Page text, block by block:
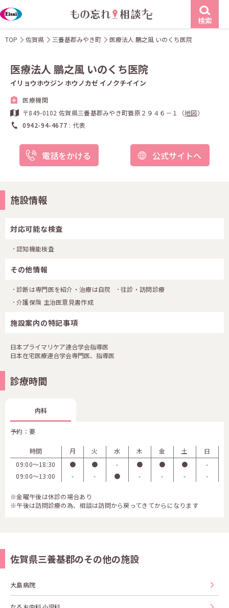
検索
TOP 佐賀県 三養基郡みやき町 医療法人 鵬之風 いのくち医院
医療法人 鵬之風 いのくち医院
イリョウホウジン ホウノカゼ イノクチイイン
医療機関
〒849-0102 佐賀県三養基郡みやき町簑原２９４６－１（地図）
0942-94-4677
代表
電話をかける 公式サイトへ
施設情報
対応可能な検査
認知機能検査
その他情報
診断は専門医を紹介・治療は自院
往診・訪問診療
介護保険 主治医意見書作成
施設案内の特記事項
日本プライマリケア連合学会指導医
日本在宅医療連合学会専門医、指導医
診療時間
内科
予約：要
時間 月 火 水 木 金 土
日
09:00〜18:30
● ● - ● ● ●
-
09:00〜13:00
- - ● - - - -
※金曜午後は休診の場合あり
※午後は訪問診療の為、相談は訪問から戻ってきてからになります
佐賀県三養基郡のその他の施設
大島病院